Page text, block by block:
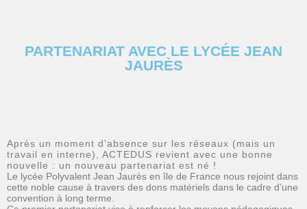
PARTENARIAT AVEC LE LYCÉE JEAN
JAURÈS
Après un moment d’absence sur les réseaux (mais un
travail en interne), ACTEDUS revient avec une bonne
nouvelle : un nouveau partenariat est né !
Le lycée Polyvalent Jean Jaurès en île de France nous rejoint dans
cette noble cause à travers des dons matériels dans le cadre d’une
convention à long terme.